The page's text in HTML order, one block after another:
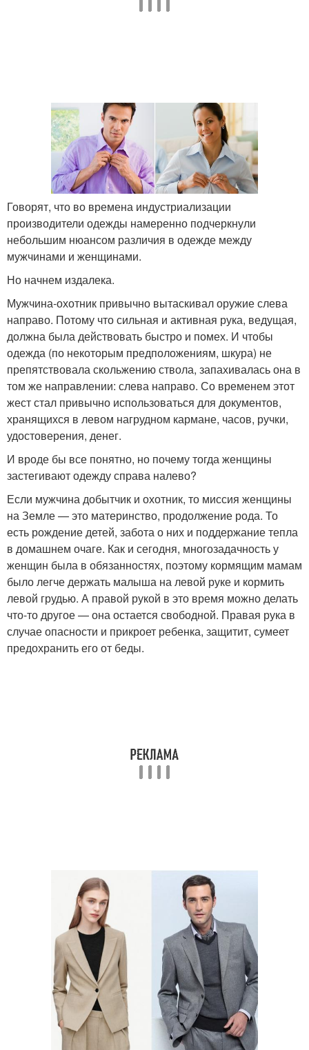
Говорят, что во времена индустриализации
производители одежды намеренно подчеркнули
небольшим нюансом различия в одежде между
мужчинами и женщинами.
Но начнем издалека.
Мужчина-охотник привычно вытаскивал оружие слева
направо. Потому что сильная и активная рука, ведущая,
должна была действовать быстро и помех. И чтобы
одежда (по некоторым предположениям, шкура) не
препятствовала скольжению ствола, запахивалась она в
том же направлении: слева направо. Со временем этот
жест стал привычно использоваться для документов,
хранящихся в левом нагрудном кармане, часов, ручки,
удостоверения, денег.
И вроде бы все понятно, но почему тогда женщины
застегивают одежду справа налево?
Если мужчина добытчик и охотник, то миссия женщины
на Земле — это материнство, продолжение рода. То
есть рождение детей, забота о них и поддержание тепла
в домашнем очаге. Как и сегодня, многозадачность у
женщин была в обязанностях, поэтому кормящим мамам
было легче держать малыша на левой руке и кормить
левой грудью. А правой рукой в это время можно делать
что-то другое — она остается свободной. Правая рука в
случае опасности и прикроет ребенка, защитит, сумеет
предохранить его от беды.